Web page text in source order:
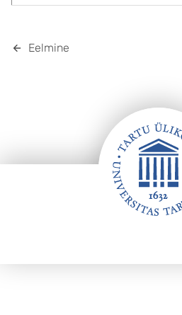
Eelmine